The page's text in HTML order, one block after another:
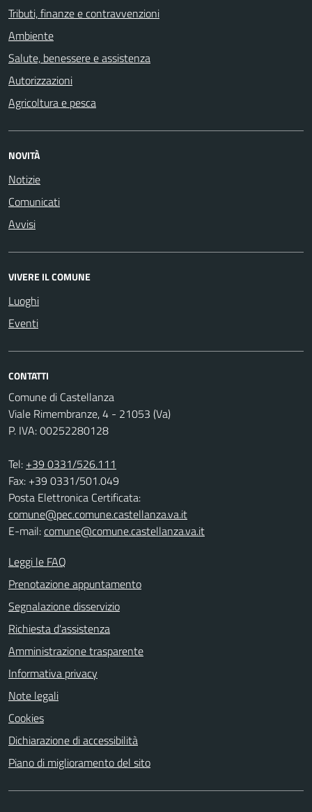
Tributi, finanze e contravvenzioni
Ambiente
Salute, benessere e assistenza
Autorizzazioni
Agricoltura e pesca
NOVITÀ
Notizie
Comunicati
Avvisi
VIVERE IL COMUNE
Luoghi
Eventi
CONTATTI
Comune di Castellanza
Viale Rimembranze, 4 - 21053 (Va)
P. IVA: 00252280128
Tel: +39 0331/526.111
Fax: +39 0331/501.049
Posta Elettronica Certificata:
comune@pec.comune.castellanza.va.it
E-mail:comune@comune.castellanza.va.it
Leggi le FAQ
Prenotazione appuntamento
Segnalazione disservizio
Richiesta d'assistenza
Amministrazione trasparente
Informativa privacy
Note legali
Cookies
Dichiarazione di accessibilità
Piano di miglioramento del sito